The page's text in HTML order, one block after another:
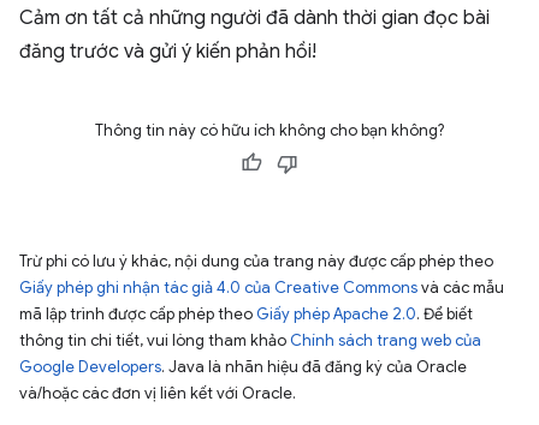
Cảm ơn tất cả những người đã dành thời gian đọc bài
đăng trước và gửi ý kiến phản hồi!
Thông tin này có hữu ích không cho bạn không?
Trừ phi có lưu ý khác, nội dung của trang này được cấp phép theo
Giấy phép ghi nhận tác giả 4.0 của Creative Commonsvà các mẫu
mã lập trình được cấp phép theo Giấy phép Apache 2.0. Để biết
thông tin chi tiết, vui lòng tham khảo Chính sách trang web của
Google Developers. Java là nhãn hiệu đã đăng ký của Oracle
và/hoặc các đơn vị liên kết với Oracle.